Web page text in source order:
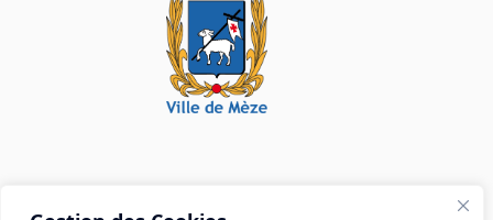
Mairie de Mèze